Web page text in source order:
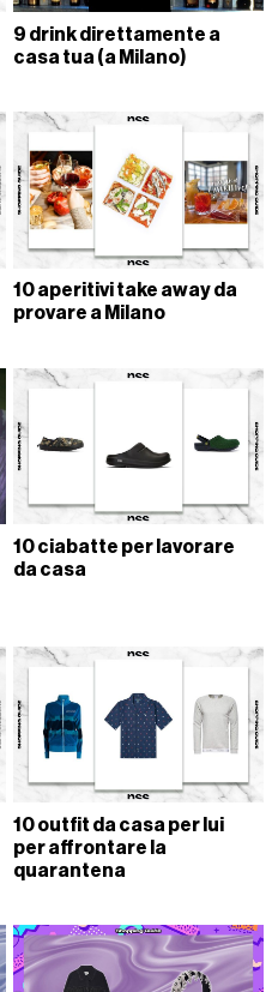
9 drink direttamente a
casa tua (a Milano)
10 aperitivi take away da
provare a Milano
10 ciabatte per lavorare
da casa
10 outfit da casa per lui
per affrontare la
quarantena